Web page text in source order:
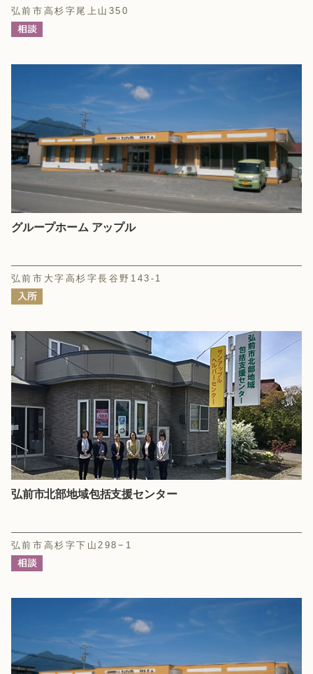
弘前市高杉字尾上山350
グループホーム アップル
弘前市大字高杉字長谷野143-1
弘前市北部地域包括支援センター
弘前市高杉字下山298−1